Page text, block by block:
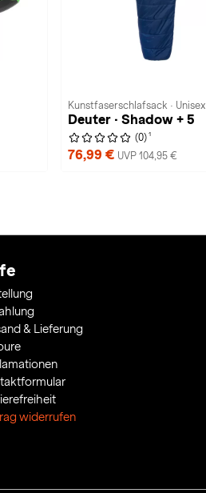
Kunstfaserschlafsack · Unisex
Deuter · Shadow + 5
(0) 1
76,99 € UVP 104,95 €
& Lieferung
widerrufen